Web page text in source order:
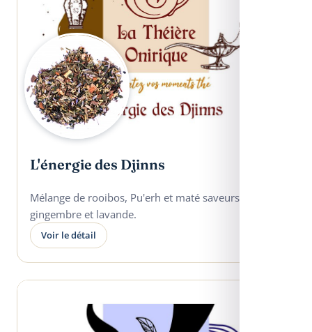
L'énergie des Djinns
Mélange de rooibos, Pu'erh et maté saveurs
gingembre et lavande.
Voir le détail